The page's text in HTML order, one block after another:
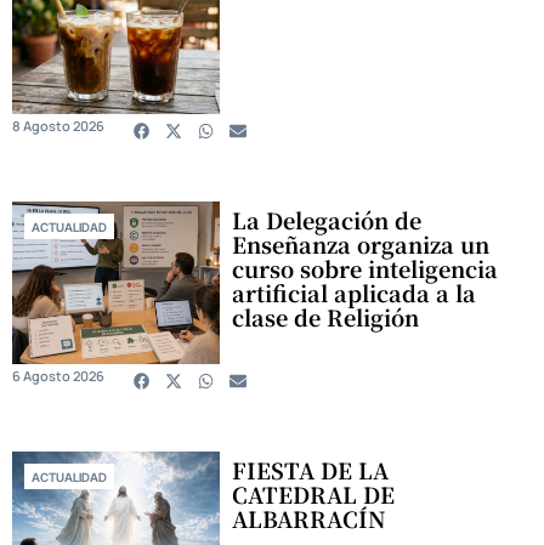
8 Agosto 2026
ACTUALIDAD La Delegación de
Enseñanza organiza un
curso sobre inteligencia
artificial aplicada a la
clase de Religión
6 Agosto 2026
ACTUALIDAD FIESTA DE LA
CATEDRAL DE
ALBARRACÍN